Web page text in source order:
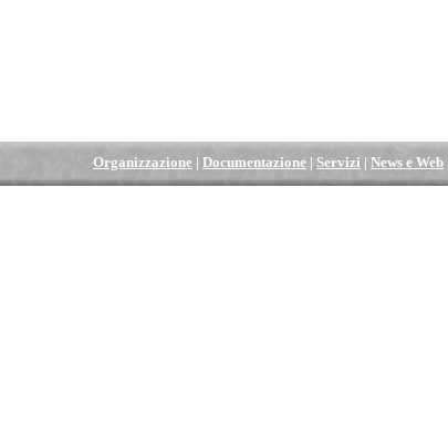
Organizzazione | Documentazione | Servizi | News e Web